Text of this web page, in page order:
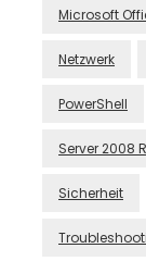
Microsoft
Netzwerk
PowerShell
Server 2008
Sicherheit